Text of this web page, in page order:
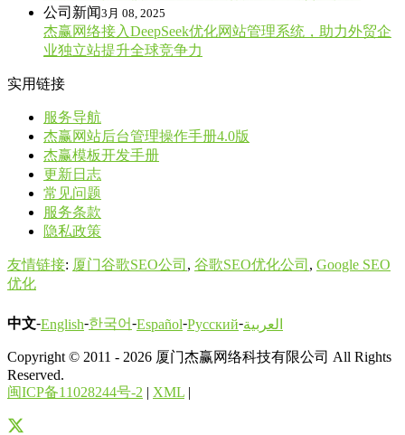
公司新闻3月 08, 2025
杰赢网络接入DeepSeek优化网站管理系统，助力外贸企
业独立站提升全球竞争力
实用链接
服务导航
杰赢网站后台管理操作手册4.0版
杰赢模板开发手册
更新日志
常见问题
服务条款
隐私政策
友情链接: 厦门谷歌SEO公司 , 谷歌SEO优化公司 , Google SEO
优化
中文-English-한국어-Español-Русский-العربية
Copyright © 2011 - 2026 厦门杰赢网络科技有限公司 All Rights
Reserved.
闽ICP备11028244号-2 | XML |